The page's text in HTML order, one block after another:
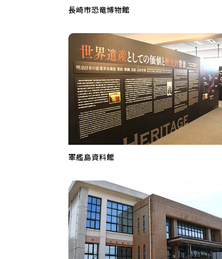
長崎市恐竜博物館
軍艦島資料館